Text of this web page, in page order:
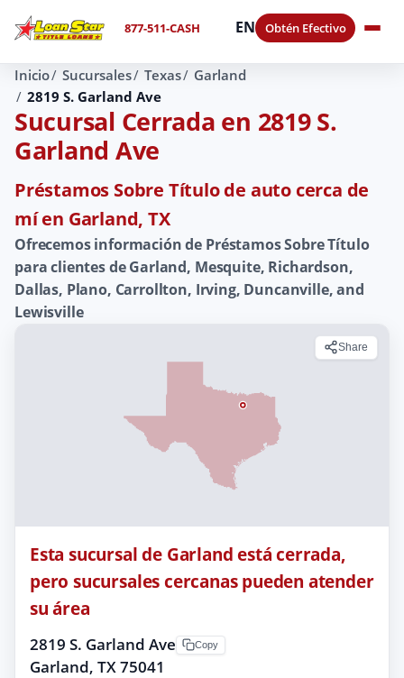
877-511-CASH EN Obtén Efectivo
Inicio Sucursales Texas
Garland
2819 S. Garland Ave
Sucursal Cerrada en 2819 S.
Garland Ave
Préstamos Sobre Título de auto cerca de
mí en Garland, TX
Ofrecemos información de Préstamos Sobre Título
para clientes de Garland, Mesquite, Richardson,
Dallas, Plano, Carrollton, Irving, Duncanville, and
Lewisville
Share
Esta sucursal de Garland está cerrada,
pero sucursales cercanas pueden atender
su área
2819 S. Garland Ave
Garland, TX 75041
Copy